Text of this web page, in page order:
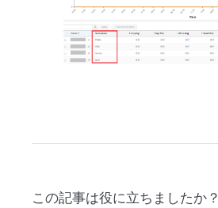
この記事は役に立ちましたか？